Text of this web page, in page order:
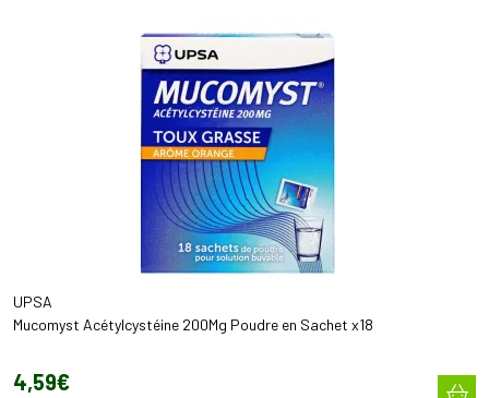
UPSA
Mucomyst Acétylcystéine 200Mg Poudre en Sachet x18
4,59€